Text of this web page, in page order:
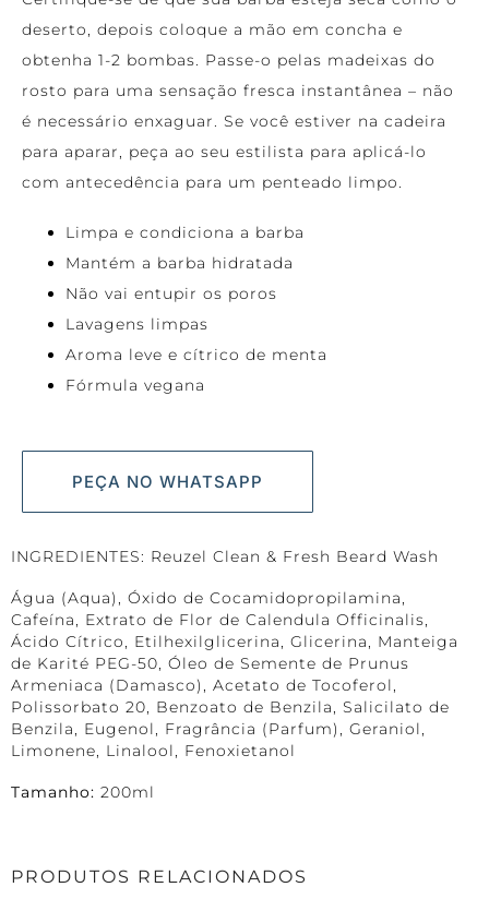
deserto, depois coloque a mão em concha e
obtenha 1-2 bombas. Passe-o pelas madeixas do
rosto para uma sensação fresca instantânea – não
é necessário enxaguar. Se você estiver na cadeira
para aparar, peça ao seu estilista para aplicá-lo
com antecedência para um penteado limpo.
Limpa e condiciona a barba
Mantém a barba hidratada
Não vai entupir os poros
Lavagens limpas
Aroma leve e cítrico de menta
Fórmula vegana
PEÇA NO WHATSAPP
INGREDIENTES: Reuzel Clean & Fresh Beard Wash
Água (Aqua), Óxido de Cocamidopropilamina,
Cafeína, Extrato de Flor de Calendula Officinalis,
Ácido Cítrico, Etilhexilglicerina, Glicerina, Manteiga
de Karité PEG-50, Óleo de Semente de Prunus
Armeniaca (Damasco), Acetato de Tocoferol,
Polissorbato 20, Benzoato de Benzila, Salicilato de
Benzila, Eugenol, Fragrância (Parfum), Geraniol,
Limonene, Linalool, Fenoxietanol
Tamanho: 200ml
PRODUTOS RELACIONADOS